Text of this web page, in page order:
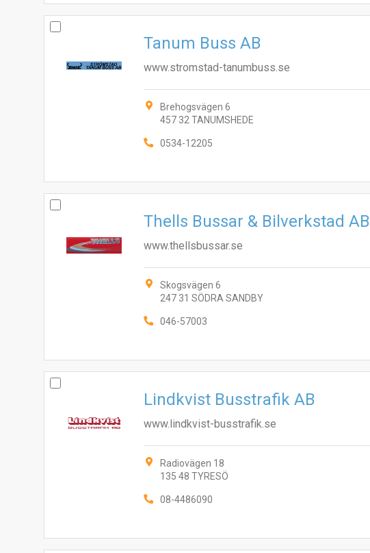
Tanum Buss AB
www.stromstad-tanumbuss.se
Brehogsvägen 6
457 32 TANUMSHEDE
0534-12205
Thells Bussar & Bilverkstad AB
www.thellsbussar.se
Skogsvägen 6
247 31 SÖDRA SANDBY
046-57003
Lindkvist Busstrafik AB
www.lindkvist-busstrafik.se
Radiovägen 18
135 48 TYRESÖ
08-4486090